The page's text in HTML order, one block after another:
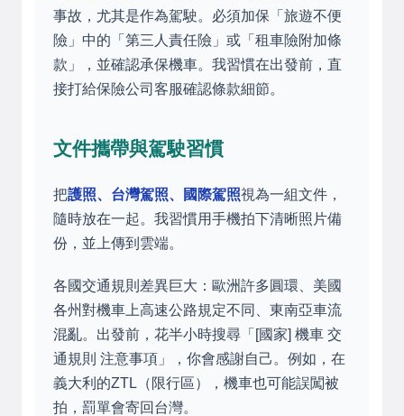
事故，尤其是作為駕駛。必須加保「旅遊不便
險」中的「第三人責任險」或「租車險附加條
款」，並確認承保機車。我習慣在出發前，直
接打給保險公司客服確認條款細節。
文件攜帶與駕駛習慣
把護照、台灣駕照、國際駕照視為一組文件，
隨時放在一起。我習慣用手機拍下清晰照片備
份，並上傳到雲端。
各國交通規則差異巨大：歐洲許多圓環、美國
各州對機車上高速公路規定不同、東南亞車流
混亂。出發前，花半小時搜尋「[國家] 機車 交
通規則 注意事項」，你會感謝自己。例如，在
義大利的ZTL（限行區），機車也可能誤闖被
拍，罰單會寄回台灣。